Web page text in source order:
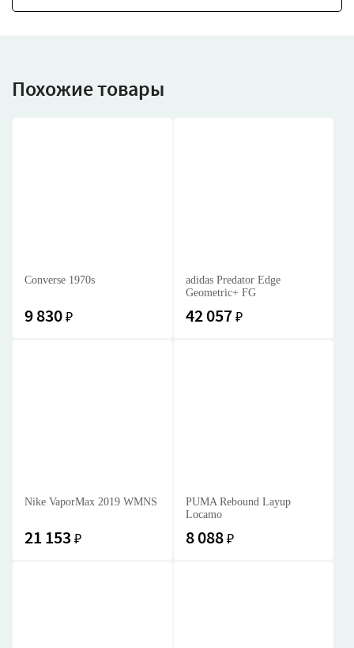
Похожие товары
Converse 1970s
9 830 ₽
adidas Predator Edge
Geometric+ FG
42 057 ₽
Nike VaporMax 2019 WMNS
21 153 ₽
PUMA Rebound Layup
Locamo
8 088 ₽